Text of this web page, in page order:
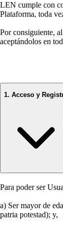
LEN cumple con
Plataforma, toda
Por consiguiente,
aceptándolos en
1. Acceso y
Para poder ser
a) Ser mayor de
patria potestad); y,